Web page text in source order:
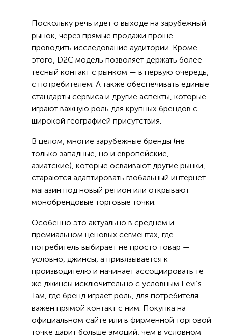
Поскольку речь идет о выходе на зарубежный
рынок, через прямые продажи проще
проводить исследование аудитории. Кроме
этого, D2C модель позволяет держать более
тесный контакт с рынком — в первую очередь,
с потребителем. А также обеспечивать единые
стандарты сервиса и другие аспекты, которые
играют важную роль для крупных брендов с
широкой географией присутствия.
В целом, многие зарубежные бренды (не
только западные, но и европейские,
азиатские), которые осваивают другие рынки,
стараются адаптировать глобальный интернет-
магазин под новый регион или открывают
монобрендовые торговые точки.
Особенно это актуально в среднем и
премиальном ценовых сегментах, где
потребитель выбирает не просто товар —
условно, джинсы, а привязывается к
производителю и начинает ассоциировать те
же джинсы исключительно с условным Levi’s.
Там, где бренд играет роль, для потребителя
важен прямой контакт с ним. Покупка на
официальном сайте или в фирменной торговой
точке дарит больше эмоций, чем в условном